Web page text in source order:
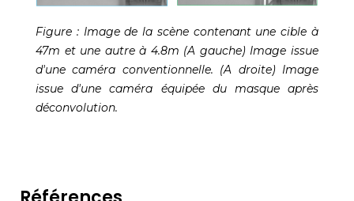
Figure : Image de la scène contenant une cible à
47m et une autre à 4.8m (A gauche) Image issue
d'une caméra conventionnelle. (A droite) Image
issue d'une caméra équipée du masque après
déconvolution.